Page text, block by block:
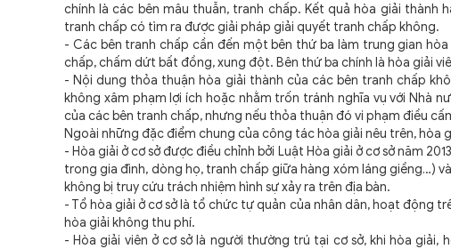
chính là các bên mâu thuẫn, tranh chấp. Kết quả hòa giải thành
tranh chấp có tìm ra được giải pháp giải quyết tranh chấp không.
- Các bên tranh chấp cần đến một bên thứ ba làm trung gian
chấp, chấm dứt bất đồng, xung đột. Bên thứ ba chính là hòa giải
- Nội dung thỏa thuận hòa giải thành của các bên tranh chấp
không xâm phạm lợi ích hoặc nhằm trốn tránh nghĩa vụ với Nhà
của các bên tranh chấp, nhưng nếu thỏa thuận đó vi phạm điều
Ngoài những đặc điểm chung của công tác hòa giải nêu trên, hòa
- Hòa giải ở cơ sở được điều chỉnh bởi Luật Hòa giải ở cơ sở năm
trong gia đình, dòng họ, tranh chấp giữa hàng xóm láng giềng…)
không bị truy cứu trách nhiệm hình sự xảy ra trên địa bàn.
- Tổ hòa giải ở cơ sở là tổ chức tự quản của nhân dân, hoạt động
hòa giải không thu phí.
- Hòa giải viên ở cơ sở là người thường trú tại cơ sở, khi hòa